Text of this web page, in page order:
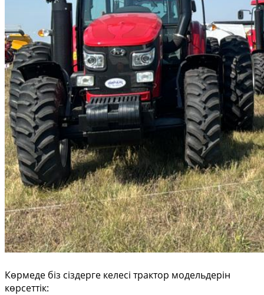
Көрмеде біз сіздерге келесі трактор модельдерін
көрсеттік: